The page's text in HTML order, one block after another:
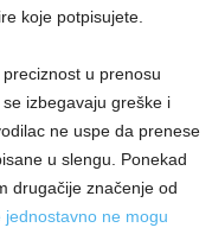
koje potpisujete.
u prenosu
izbegavaju greške i
ne uspe da prenese
u slengu. Ponekad
drugačije značenje od
jednostavno ne mogu